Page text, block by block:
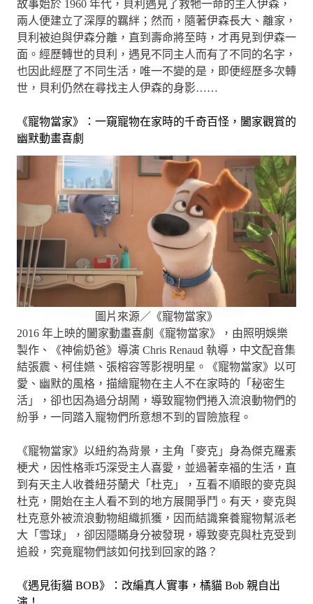
故事始於 1960 年代，貝利遇見了救牠一命的主人伊森，
兩人便建立了深厚的羈絆；然而，隨著伊森長大、離家，
貝利被迫與伊森分離，直到壽命將至時，才再見到伊森一
面。經歷轉世的貝利，遇見不同主人而有了不同的名字，
也因此經歷了不同生活，唯一不變的是，即便經歷多次轉
世，貝利仍然在尋找主人伊森的身影……
《寵物當家》：一窺寵物在家時的千奇百怪，闔家觀賞的
幽默動畫喜劇
圖片來源／《寵物當家》
2016 年上映的闔家動畫喜劇《寵物當家》，由照明娛樂
製作、《神偷奶爸》導演 Chris Renaud 執導，中文配音集
結張震、柯佳嬿、張榕容等影視明星。《寵物當家》以可
愛、幽默的風格，描繪寵物在主人不在家時的「秘密生
活」，卻也因為過分胡鬧，導致寵物們捲入流浪動物們的
紛爭，一同踏入寵物們所意想不到的冒險旅程。
《寵物當家》以紐約為背景，主角「麥克」身為傑克羅素
梗犬，因性格乖巧深受主人喜愛，並過著幸福的生活，直
到有天主人收養紐芬蘭犬「杜克」，互看不順眼的麥克與
杜克，開始在主人看不到的地方展開爭鬥。有天，麥克與
杜克意外被流浪動物組織抓獲，因而結識棄養寵物幫派老
大「雪球」，卻因隱瞞身分被發現，導致麥克與杜克受到
追殺，究竟寵物們該如何找到回家的路？
《遇見街貓 BOB》：改編真人實事，橘貓 Bob 親自出